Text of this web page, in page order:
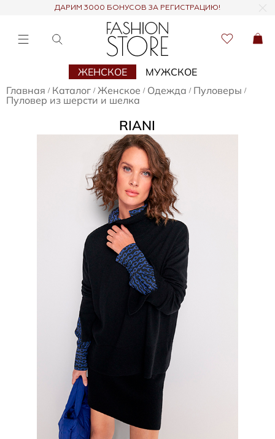
ДАРИМ 3000 БОНУСОВ ЗА РЕГИСТРАЦИЮ!
ЖЕНСКОЕ
МУЖСКОЕ
Главная / Каталог / Женское / Одежда / Пуловеры /
Пуловер из шерсти и шелка
RIANI